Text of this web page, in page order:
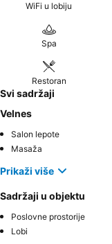
WiFi u lobiju
Spa
Restoran
Svi sadržaji
Velnes
Salon lepote
Masaža
Prikaži više
Sadržaji u objektu
Poslovne prostorije
Lobi